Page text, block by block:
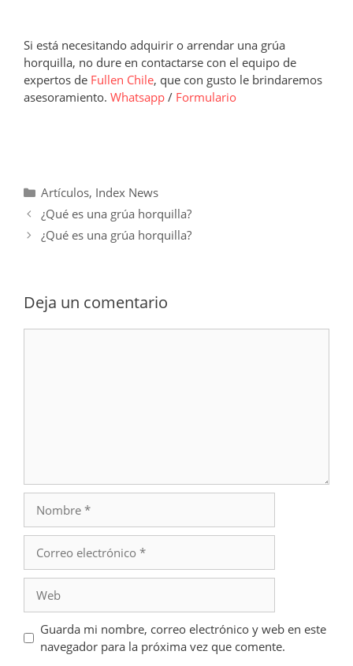
Si está necesitando adquirir o arrendar una grúa
horquilla, no dure en contactarse con el equipo de
expertos de Fullen Chile, que con gusto le brindaremos
asesoramiento. Whatsapp / Formulario
Categorías
Artículos, Index News
¿Qué es una grúa horquilla?
¿Qué es una grúa horquilla?
Deja un comentario
electrónico
Guarda mi nombre, correo electrónico y web en este
navegador para la próxima vez que comente.